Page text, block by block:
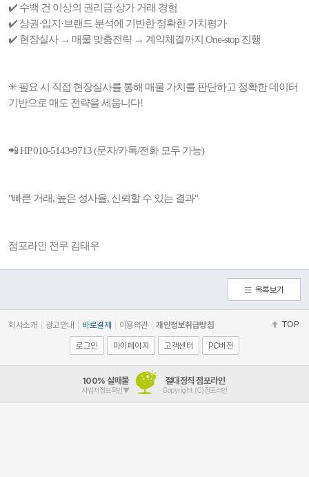
✔️ 수백 건 이상의 권리금·상가 거래 경험
✔️ 상권·입지·브랜드 분석에 기반한 정확한 가치평가
✔️ 현장실사 → 매물 맞춤전략 → 계약체결까지 One-stop 진행
✳️ 필요 시 직접 현장실사를 통해 매물 가치를 판단하고 정확한 데이터
기반으로 매도 전략을 세웁니다!
📲 HP 010-5143-9713 (문자/카톡/전화 모두 가능)
"빠른 거래, 높은 성사율, 신뢰할 수 있는 결과"
점포라인 전무 김태우
목록보기
회사소개 광고안내 바로결제 이용약관 개인정보취급방침 TOP
로그인 마이페이지 고객센터 PC버전
100% 실매물
사업자정보확인▼
절대정직 점포라인
Copyright (C)점포라인